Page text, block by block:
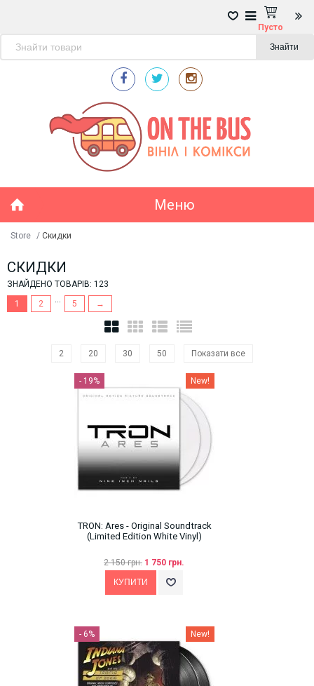
Пусто
Знайти
Меню
Store / Скидки
СКИДКИ
ЗНАЙДЕНО ТОВАРІВ: 123
1
2 ... 5 →
2 20 30 50 Показати все
- 19% New!
TRON: Ares - Original Soundtrack
(Limited Edition White Vinyl)
2 150 грн. 1 750 грн.
- 6% New!